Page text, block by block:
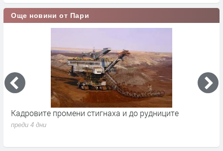
Още новини от Пари
Парите от Брюксел свалиха бюджетния